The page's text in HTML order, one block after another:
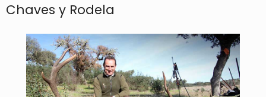
Chaves y Rodela